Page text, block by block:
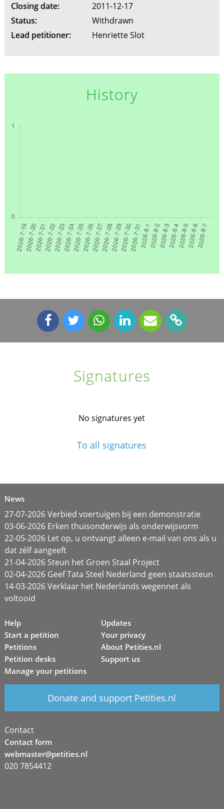
Closing date:
2011-12-17
Status:
Withdrawn
Lead petitioner:
Henriette Slot
History
Signatures
No signatures yet
To all signatures
News
27-07-2026 Verbied voertuigen bij een demonstratie
03-06-2026 Erken thuisonderwijs als onderwijsvorm
22-05-2026 Let op, u ontvangt alleen e-mail van ons als u
dat zélf aangeeft
21-04-2026 Steun het Groen Staal Project
02-04-2026 Geef Tata Steel Nederland geen staatssteun
14-03-2026 Verklaar het Nederlands wegennet als
voltooid
Help
Start a petition
Petitions
Petition desks
Manage your petitions
Updates
Your privacy
About Petities.nl
Support us
Donate and support Petities.nl
Contact
Contact form
webmaster@petities.nl
020 7854412